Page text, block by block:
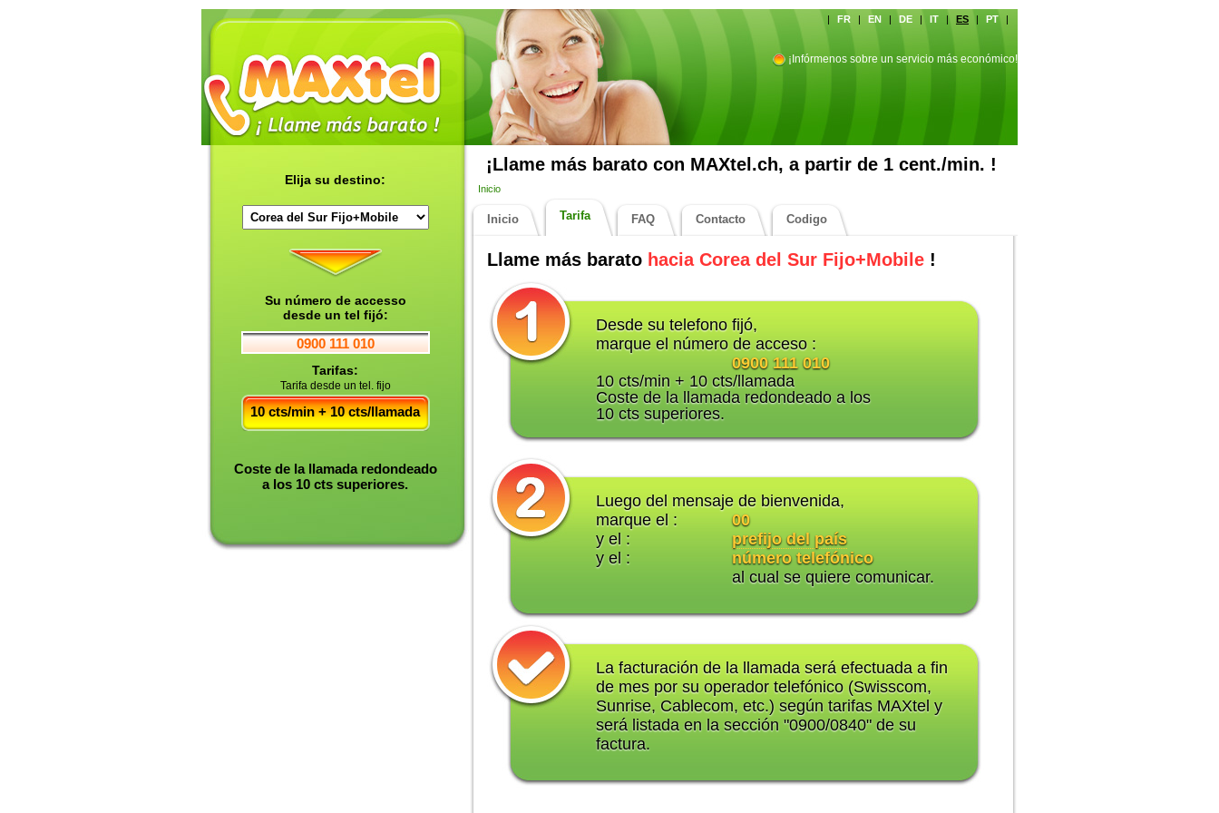
| FR | EN | DE | IT | ES | PT |
¡Infórmenos sobre un servicio más económico!
Elija su destino:
Su número de accesso
desde un tel fijó:
0900 111 010
Tarifas:
Tarifa desde un tel. fijo
10 cts/min + 10 cts/llamada
Coste de la llamada redondeado
a los 10 cts superiores.
¡Llame más barato con MAXtel.ch, a partir de 1 cent./min. !
Inicio
Inicio Tarifa FAQ Contacto Codigo
Llame más barato hacia Corea del Sur Fijo+Mobile !
Desde su telefono fijó,
marque el número de acceso :
0900 111 010
10 cts/min + 10 cts/llamada
Coste de la llamada redondeado a los
10 cts superiores.
Luego del mensaje de bienvenida,
marque el :
00
y el :
prefijo del país
y el :
número telefónico
al cual se quiere comunicar.
La facturación de la llamada será efectuada a fin
de mes por su operador telefónico (Swisscom,
Sunrise, Cablecom, etc.) según tarifas MAXtel y
será listada en la sección "0900/0840" de su
factura.